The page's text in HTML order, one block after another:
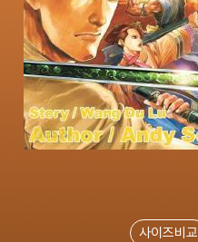
사이즈비교